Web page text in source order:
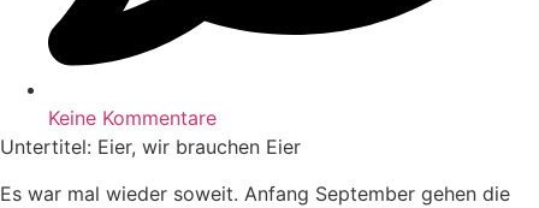
Keine Kommentare
Untertitel: Eier, wir brauchen Eier
Es war mal wieder soweit. Anfang September gehen die